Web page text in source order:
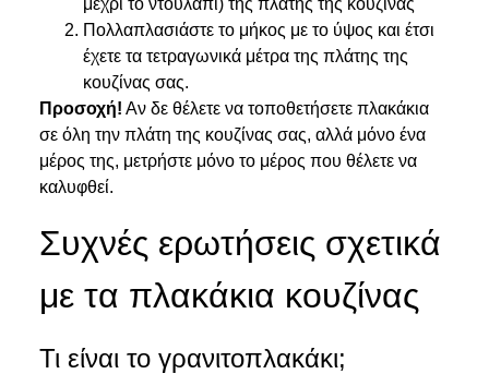
μέχρι το ντουλάπι) της πλάτης της κουζίνας
Πολλαπλασιάστε το μήκος με το ύψος και έτσι
έχετε τα τετραγωνικά μέτρα της πλάτης της
κουζίνας σας.
Προσοχή! Αν δε θέλετε να τοποθετήσετε πλακάκια
σε όλη την πλάτη της κουζίνας σας, αλλά μόνο ένα
μέρος της, μετρήστε μόνο το μέρος που θέλετε να
καλυφθεί.
Συχνές ερωτήσεις σχετικά
με τα πλακάκια κουζίνας
Τι είναι το γρανιτοπλακάκι;